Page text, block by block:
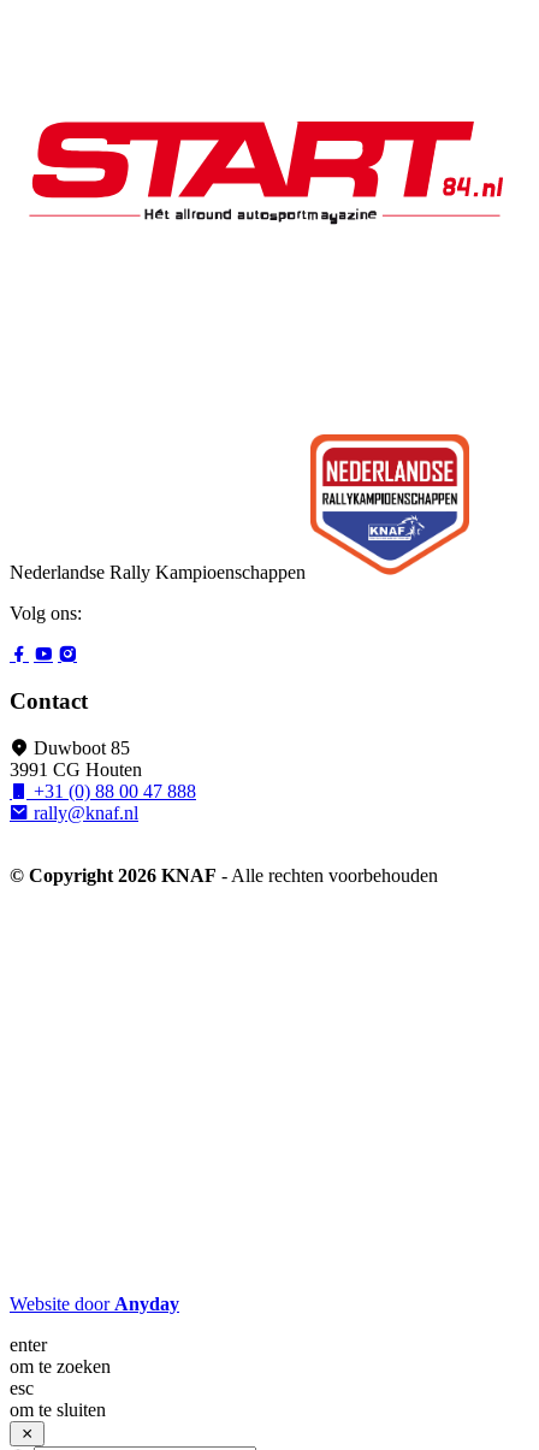
Nederlandse Rally Kampioenschappen
Volg ons:
Contact
Duwboot 85
3991 CG Houten
+31 (0) 88 00 47 888
rally@knaf.nl
© Copyright 2026 KNAF - Alle rechten voorbehouden
Website doorAnyday
enter
om te zoeken
esc
om te sluiten